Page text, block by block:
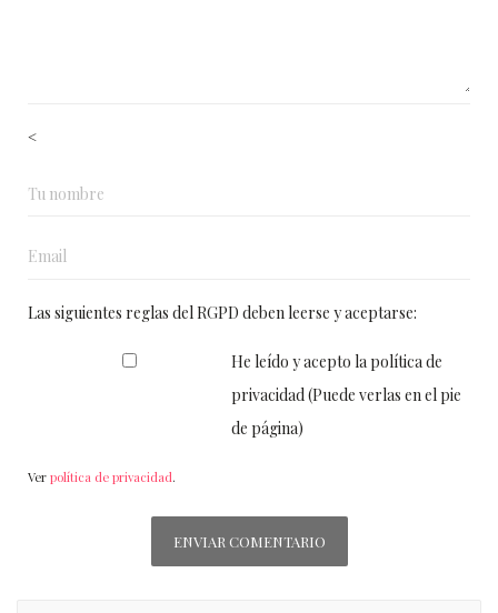
<
Las siguientes reglas del RGPD deben leerse y aceptarse:
He leído y acepto la política de
privacidad (Puede verlas en el pie
de página)
Ver política de privacidad.